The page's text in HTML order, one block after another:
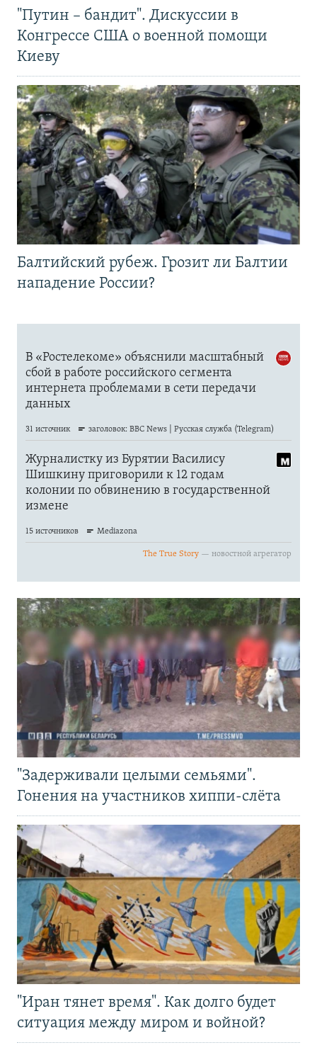
"Путин – бандит". Дискуссии в
Конгрессе США о военной помощи
Киеву
Балтийский рубеж. Грозит ли Балтии
нападение России?
"Задерживали целыми семьями".
Гонения на участников хиппи-слёта
"Иран тянет время". Как долго будет
ситуация между миром и войной?